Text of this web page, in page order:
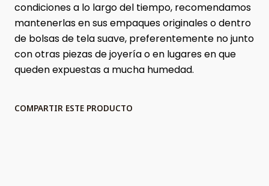
condiciones a lo largo del tiempo, recomendamos
mantenerlas en sus empaques originales o dentro
de bolsas de tela suave, preferentemente no junto
con otras piezas de joyería o en lugares en que
queden expuestas a mucha humedad.
COMPARTIR ESTE PRODUCTO